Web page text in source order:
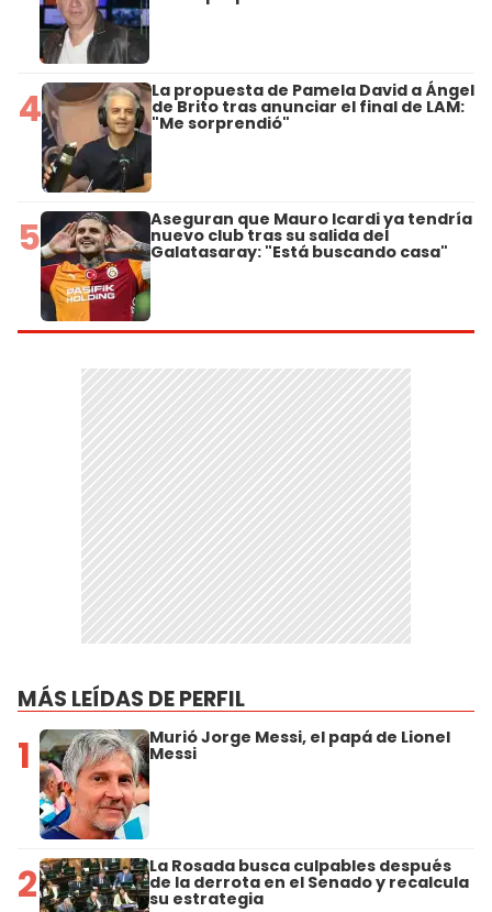
4 La propuesta de Pamela David a Ángel
de Brito tras anunciar el final de LAM:
"Me sorprendió"
5 Aseguran que Mauro Icardi ya tendría
nuevo club tras su salida del
Galatasaray: "Está buscando casa"
MÁS LEÍDAS DE PERFIL
1 Murió Jorge Messi, el papá de Lionel
Messi
2 La Rosada busca culpables después
de la derrota en el Senado y recalcula
su estrategia